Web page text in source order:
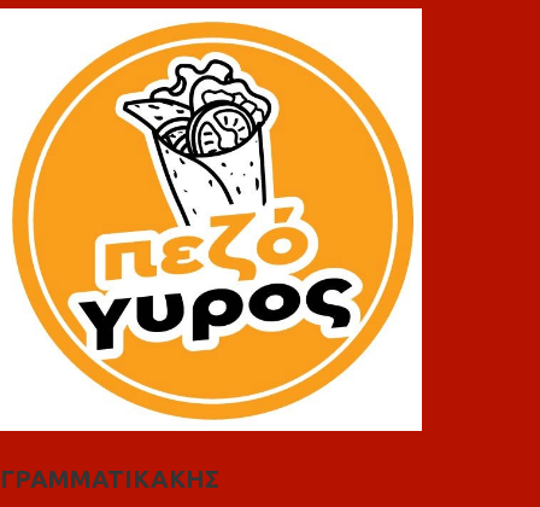
ΓΡΑΜΜΑΤΙΚΑΚΗΣ